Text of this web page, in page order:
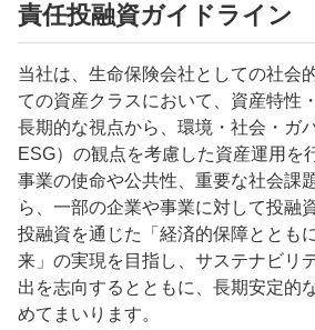
責任投融資ガイドライン
当社は、生命保険会社としての社会
ての資産クラスにおいて、資産特性
長期的な視点から、環境・社会・ガ
ESG）の観点を考慮した資産運用を
事業の使命や公共性、重要な社会課
ら、一部の企業や事業に対して投融
投融資を通じた「経済的保障ととも
来」の実現を目指し、サステナビリ
出を志向するとともに、長期安定的
めてまいります。